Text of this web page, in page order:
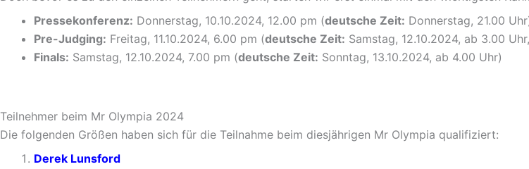
Pressekonferenz: Donnerstag, 10.10.2024, 12.00 pm (deutsche Zeit: Donnerstag, 21.00
Pre-Judging: Freitag, 11.10.2024, 6.00 pm (deutsche Zeit: Samstag, 12.10.2024, ab 3.00
Finals: Samstag, 12.10.2024, 7.00 pm (deutsche Zeit: Sonntag, 13.10.2024, ab 4.00 Uhr)
Teilnehmer beim Mr Olympia 2024
Die folgenden Größen haben sich für die Teilnahme beim diesjährigen Mr Olympia qualifiziert:
Derek Lunsford